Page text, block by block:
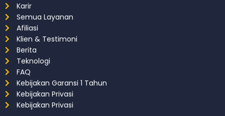
Karir
Semua Layanan
Afiliasi
Klien & Testimoni
Berita
Teknologi
FAQ
Kebijakan Garansi 1 Tahun
Kebijakan Privasi
Kebijakan Privasi